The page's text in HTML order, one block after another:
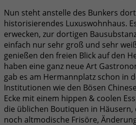
Nun steht anstelle des Bunkers
historisierendes Luxuswohnhaus.
erwecken, zur dortigen
einfach nur sehr groß und sehr
genießen den freien Blick auf den
haben eine ganz neue Art
gab es am Hermannplatz schon in
Institutionen wie den Bösen
Ecke mit einem hippen & coolen
die üblichen Boutiquen in Häusern,
noch altmodische Frisöre,